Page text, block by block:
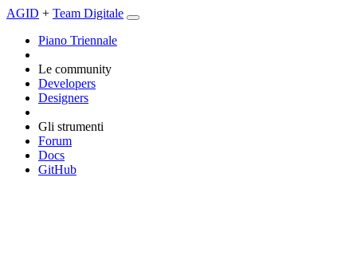
AGID + Team Digitale
Piano Triennale
Le community
Developers
Designers
Gli strumenti
Forum
Docs
GitHub